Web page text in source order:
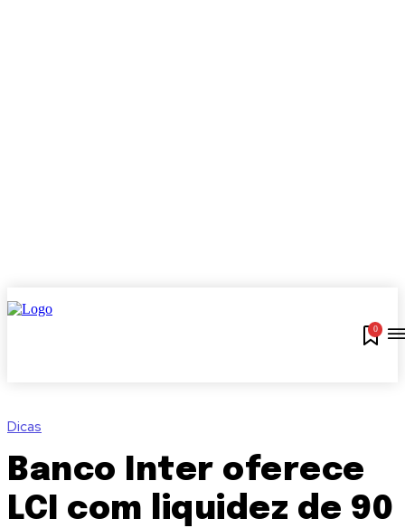
0
Dicas
Banco Inter oferece
LCI com liquidez de 90